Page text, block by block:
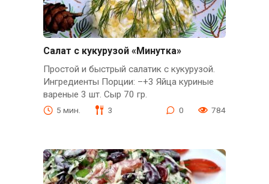
Салат с кукурузой «Минутка»
Простой и быстрый салатик с кукурузой.
Ингредиенты Порции: –+3 Яйца куриные
вареные 3 шт. Сыр 70 гр.
5 мин. 3 0 784